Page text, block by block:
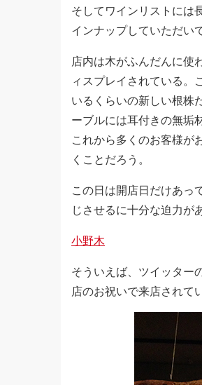
そしてワインリストには
インナップしていただい
店内は木がふんだんに使
ィスプレイされている。
いるくらいの新しい根株
ーブルには耳付きの無垢
これから多くのお客様が
くことだろう。
この日は開店日だけあっ
じさせるに十分な迫力が
小野木
そういえば、ツイッター
店のお祝いで来店されて